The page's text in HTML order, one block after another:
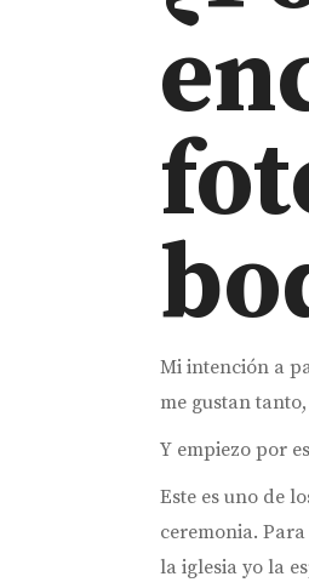
Mi intención a
me gustan
Y empiezo por
Este es uno de
ceremonia.
la iglesia yo la